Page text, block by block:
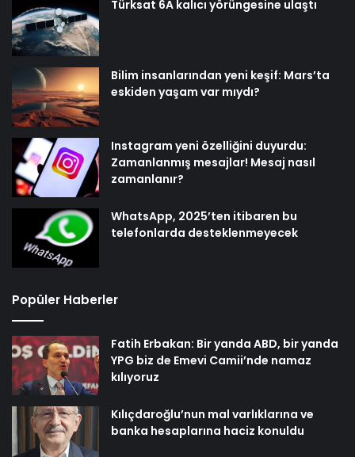
Türksat 6A kalıcı yörüngesine ulaştı
Bilim insanlarından yeni keşif: Mars’ta
eskiden yaşam var mıydı?
Instagram yeni özelliğini duyurdu:
Zamanlanmış mesajlar! Mesaj nasıl
zamanlanır?
WhatsApp, 2025’ten itibaren bu
telefonlarda desteklenmeyecek
Popüler Haberler
Fatih Erbakan: Bir yanda ABD, bir yanda
YPG biz de Emevi Camii’nde namaz
kılıyoruz
Kılıçdaroğlu’nun mal varlıklarına ve
banka hesaplarına haciz konuldu